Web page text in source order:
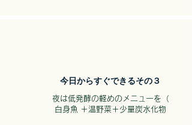
​今日からすぐできるその３
​夜は低発酵の軽めのメニューを（
白身魚 ＋温野菜＋少量炭水化物